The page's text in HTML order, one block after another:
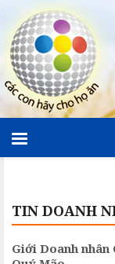
TIN DOANH
Giới Doanh nhân